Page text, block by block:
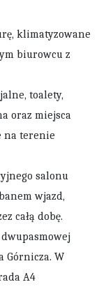
klimatyzowane
biurowcu z
toalety,
oraz miejsca
na terenie
salonu
wjazd,
całą dobę.
Górnicza. W
A4